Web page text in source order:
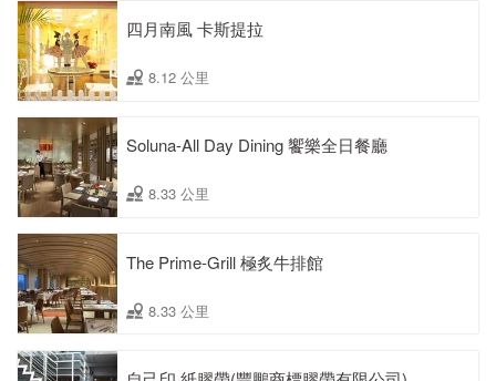
四月南風 卡斯提拉
8.12 公里
Soluna-All Day Dining 饗樂全日餐廳
8.33 公里
The Prime-Grill 極炙牛排館
8.33 公里